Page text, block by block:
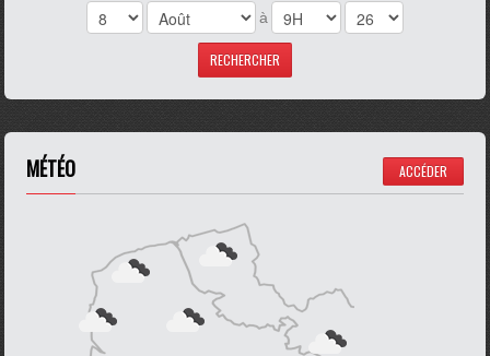
à
MÉTÉO ACCÉDER